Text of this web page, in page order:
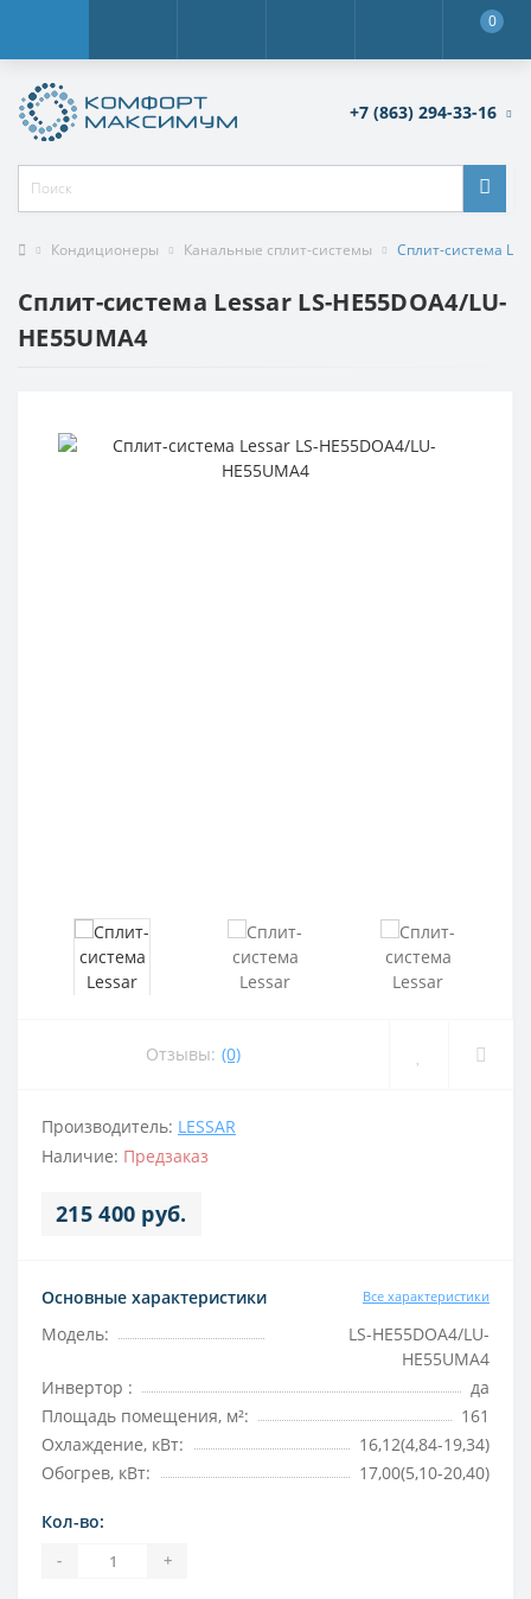
0
+7 (863) 294-33-16
Кондиционеры Канальные сплит-системы Сплит-система
Сплит-система Lessar LS-HE55DOA4/LU-
HE55UMA4
Отзывы: (0)
Производитель: LESSAR
Наличие: Предзаказ
215 400 руб.
Основные характеристики Все характеристики
Модель:
LS-HE55DOA4/LU-
HE55UMA4
Инвертор :
да
Площадь помещения, м²:
161
Охлаждение, кВт:
16,12(4,84-19,34)
Обогрев, кВт:
17,00(5,10-20,40)
Кол-во:
- +